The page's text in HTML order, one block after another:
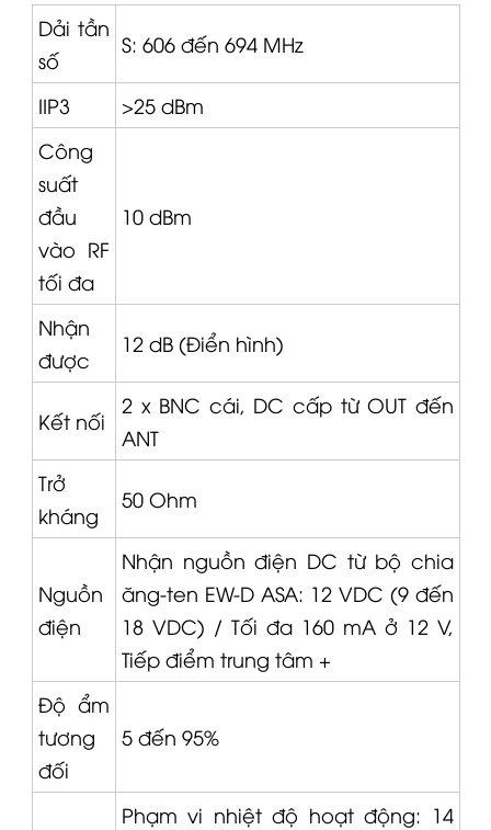
Dải tần
số
S: 606 đến 694 MHz
IIP3
>25 dBm
Công
suất
đầu
vào RF
tối đa
10 dBm
Nhận
được
12 dB (Điển hình)
Kết nối
2 x BNC cái, DC cấp từ OUT đến
ANT
Trở
kháng
50 Ohm
Nguồn
điện
Nhận nguồn điện DC từ bộ chia
ăng-ten EW-D ASA: 12 VDC (9 đến
18 VDC) / Tối đa 160 mA ở 12 V,
Tiếp điểm trung tâm +
Độ ẩm
tương
đối
5 đến 95%
Phạm vi nhiệt độ hoạt động: 14